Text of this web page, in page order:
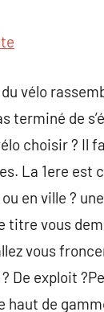
vélo
terminé de
choisir ? Il
La 1ere est
en ville ?
vous
vous
De exploit
haut de